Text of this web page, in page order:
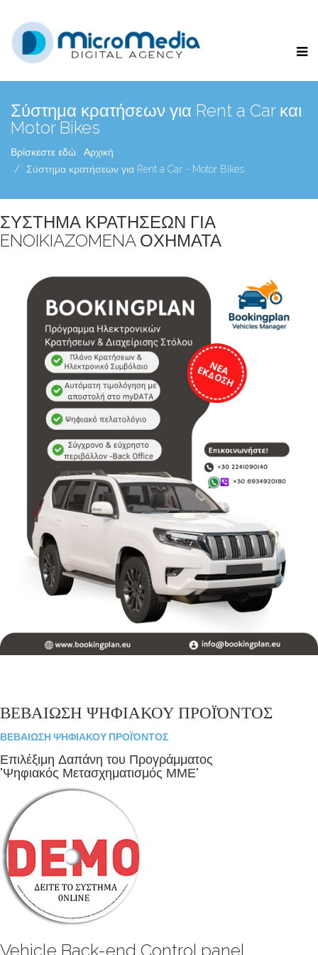
Σύστημα κρατήσεων για Rent a Car και
Motor Bikes
Βρίσκεστε εδώ: Αρχική
Σύστημα κρατήσεων για Rent a Car - Motor Bikes
ΣΥΣΤΗΜΑ ΚΡΑΤΗΣΕΩΝ ΓΙΑ
ENOIKIAZOMENA ΟΧΗΜΑΤΑ
ΒΕΒΑΙΩΣΗ ΨΗΦΙΑΚΟΥ ΠΡΟΪΌΝΤΟΣ
ΒΕΒΑΙΩΣΗ ΨΗΦΙΑΚΟΥ ΠΡΟΪΌΝΤΟΣ
Επιλέξιμη Δαπάνη του Προγράμματος
"Ψηφιακός Μετασχηματισμός ΜΜΕ"
Vehicle Back-end Control panel